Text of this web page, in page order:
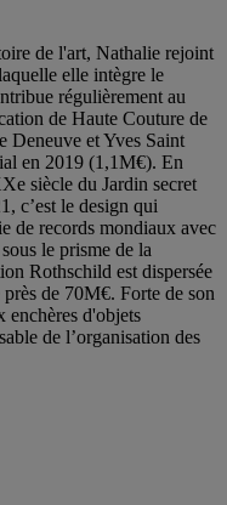
de l'art, Nathalie rejoint
elle intègre le
régulièrement au
de Haute Couture de
Deneuve et Yves Saint
en 2019 (1,1M€). En
siècle du Jardin secret
c’est le design qui
de records mondiaux avec
le prisme de la
Rothschild est dispersée
de 70M€. Forte de son
enchères d'objets
de l’organisation des